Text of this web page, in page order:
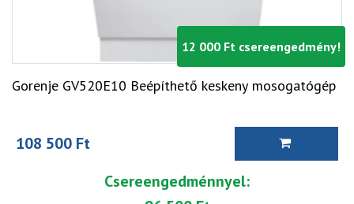
12 000 Ft csereengedmény!
Gorenje GV520E10 Beépíthető keskeny mosogatógép
108 500 Ft
Csereengedménnyel: